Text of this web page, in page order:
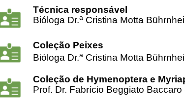
Técnica responsável
Bióloga Dr.a Cristina Motta
Coleção Peixes
Bióloga Dr.a Cristina Motta
Coleção de Hymenoptera e
Prof. Dr. Fabrício Beggiato Baccaro